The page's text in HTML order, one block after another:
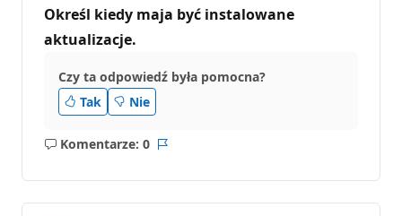
Określ kiedy maja być instalowane
aktualizacje.
Czy ta odpowiedź była pomocna?
Tak
Nie
Komentarze: 0
Brak